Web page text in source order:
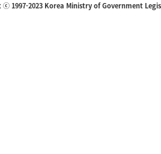
ⓒ 1997-2023 Korea Ministry of Government